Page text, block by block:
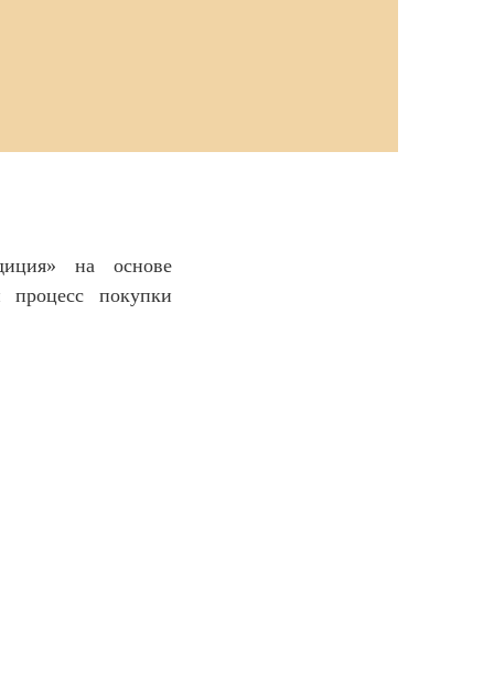
на основе
покупки